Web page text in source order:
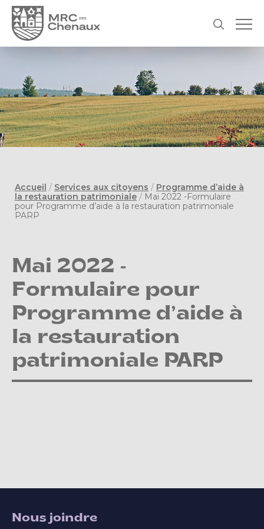
Accueil / Services aux citoyens / Programme d’aide à
la restauration patrimoniale / Mai 2022 -Formulaire
pour Programme d’aide à la restauration patrimoniale
PARP
Mai 2022 -
Formulaire pour
Programme d’aide à
la restauration
patrimoniale PARP
Nous joindre